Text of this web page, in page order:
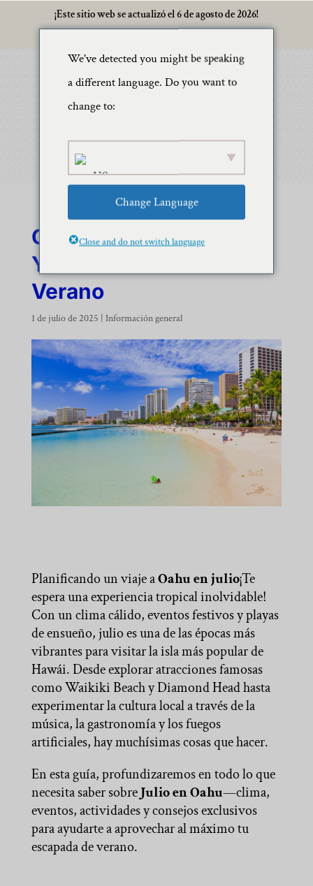
¡Este sitio web se actualizó el 6 de agosto de 2026!
Oahu En Julio: Sol, Surf
Y Celebraciones De
Verano
1 de julio de 2025 Información general
Planificando un viaje aOahu en julio¡Te
espera una experiencia tropical inolvidable!
Con un clima cálido, eventos festivos y playas
de ensueño, julio es una de las épocas más
vibrantes para visitar la isla más popular de
Hawái. Desde explorar atracciones famosas
como Waikiki Beach y Diamond Head hasta
experimentar la cultura local a través de la
música, la gastronomía y los fuegos
artificiales, hay muchísimas cosas que hacer.
En esta guía, profundizaremos en todo lo que
necesita saber sobreJulio en Oahu—clima,
eventos, actividades y consejos exclusivos
para ayudarte a aprovechar al máximo tu
escapada de verano.
We've detected you might be speaking
a different language. Do you want to
change to:
Change Language
Close and do not switch language